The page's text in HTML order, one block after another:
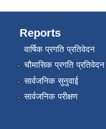
Reports
वार्षिक प्रगति प्रतिवेदन
चौमासिक प्रगति प्रतिवेदन
सार्वजनिक सुनुवाई
सार्वजनिक परीक्षण